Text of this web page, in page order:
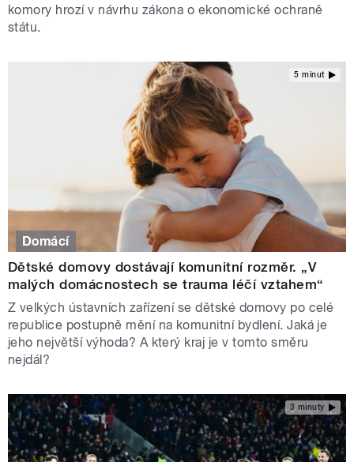
komory hrozí v návrhu zákona o ekonomické ochraně
státu.
5 minut
Domácí
Dětské domovy dostávají komunitní rozměr. „V
malých domácnostech se trauma léčí vztahem“
Z velkých ústavních zařízení se dětské domovy po celé
republice postupně mění na komunitní bydlení. Jaká je
jeho největší výhoda? A který kraj je v tomto směru
nejdál?
3 minuty